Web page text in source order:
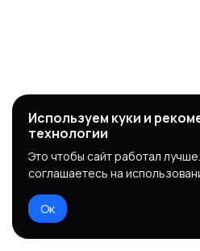
Используем куки и
технологии
Это чтобы сайт работал
соглашаетесь на
Ок